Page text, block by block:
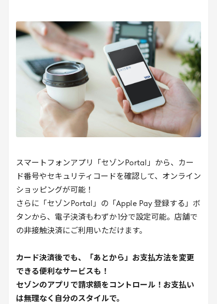
スマートフォンアプリ「セゾンPortal」から、カー
ド番号やセキュリティコードを確認して、オンライン
ショッピングが可能！
さらに「セゾンPortal」の「 Apple Pay 登録する」ボ
タンから、電子決済もわずか 1分で設定可能。店舗で
の非接触決済にご利用いただけます。
カード決済後でも、「あとから」お支払方法を変更
できる便利なサービスも！
セゾンのアプリで請求額をコントロール！お支払い
は無理なく自分のスタイルで。